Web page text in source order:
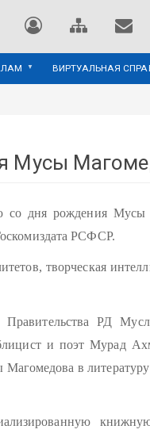
ВИРТУАЛЬНАЯ
Мусы
со дня рождения Мусы
РСФСР.
творческая
Правительства РД
и поэт Мурад
в литературу